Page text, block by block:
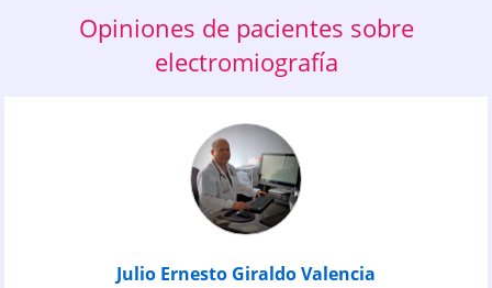
Opiniones de pacientes sobre
electromiografía
Julio Ernesto Giraldo Valencia